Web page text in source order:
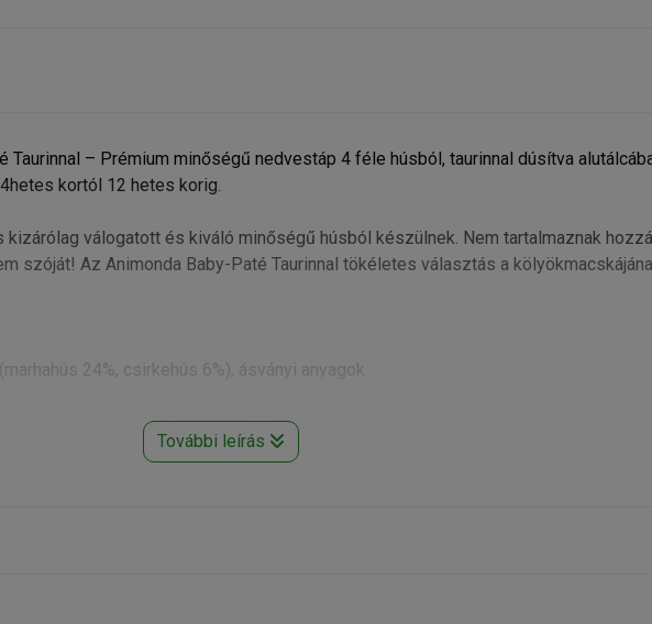
Taurinnal – Prémium minőségű nedvestáp 4 féle húsból, taurinnal dúsítva
kortól 12 hetes korig.
kizárólag válogatott és kiváló minőségű húsból készülnek. Nem tartalmaznak
szóját! Az Animonda Baby-Paté Taurinnal tökéletes választás a
24%, csirkehús 6%), ásványi anyagok
Kitten Baby-Paté Taurinnal 100g
További leírás